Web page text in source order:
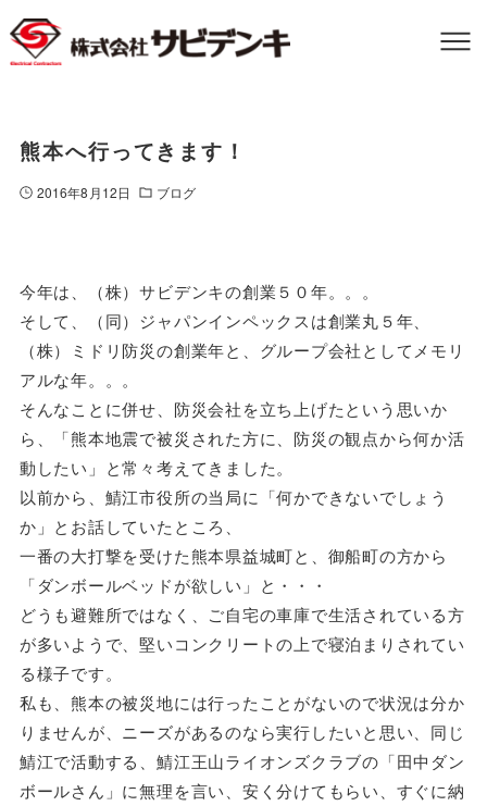
熊本へ行ってきます！
2016年8月12日 ブログ
今年は、（株）サビデンキの創業５０年。。。
そして、（同）ジャパンインペックスは創業丸５年、
（株）ミドリ防災の創業年と、グループ会社としてメモリ
アルな年。。。
そんなことに併せ、防災会社を立ち上げたという思いか
ら、「熊本地震で被災された方に、防災の観点から何か活
動したい」と常々考えてきました。
以前から、鯖江市役所の当局に「何かできないでしょう
か」とお話していたところ、
一番の大打撃を受けた熊本県益城町と、御船町の方から
「ダンボールベッドが欲しい」と・・・
どうも避難所ではなく、ご自宅の車庫で生活されている方
が多いようで、堅いコンクリートの上で寝泊まりされてい
る様子です。
私も、熊本の被災地には行ったことがないので状況は分か
りませんが、ニーズがあるのなら実行したいと思い、同じ
鯖江で活動する、鯖江王山ライオンズクラブの「田中ダン
ボールさん」に無理を言い、安く分けてもらい、すぐに納